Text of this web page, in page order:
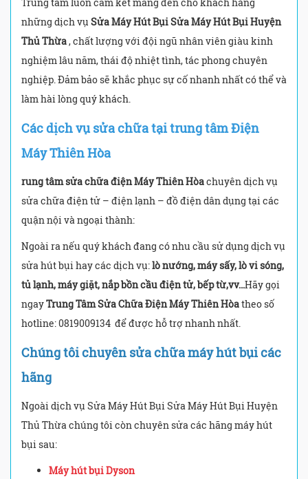
những dịch vụ Sửa Máy Hút Bụi Sửa Máy Hút Bụi Huyện
Thủ Thừa, chất lượng với đội ngũ nhân viên giàu kinh
nghiệm lâu năm, thái độ nhiệt tình, tác phong chuyên
nghiệp. Đảm bảo sẽ khắc phục sự cố nhanh nhất có thể và
làm hài lòng quý khách.
Các dịch vụ sửa chữa tại trung tâm Điện
Máy Thiên Hòa
rung tâm sửa chữa điện Máy Thiên Hòachuyên dịch vụ
sửa chữa điện tử – điện lạnh – đồ điện dân dụng tại các
quận nội và ngoại thành:
Ngoài ra nếu quý khách đang có nhu cầu sử dụng dịch vụ
sửa hút bụi hay các dịch vụ:lò nướng, máy sấy, lò vi sóng,
tủ lạnh, máy giặt, nắp bồn cầu điện tử, bếp từ,vv…Hãy gọi
ngayTrung Tâm Sửa Chữa Điện Máy Thiên Hòatheo số
hotline: 0819009134 để được hỗ trợ nhanh nhất.
Chúng tôi chuyên sửa chữa máy hút bụi các
hãng
Ngoài dịch vụ Sửa Máy Hút Bụi Sửa Máy Hút Bụi Huyện
Thủ Thừa chúng tôi còn chuyên sửa các hãng máy hút
bụi sau:
Máy hút bụi Dyson